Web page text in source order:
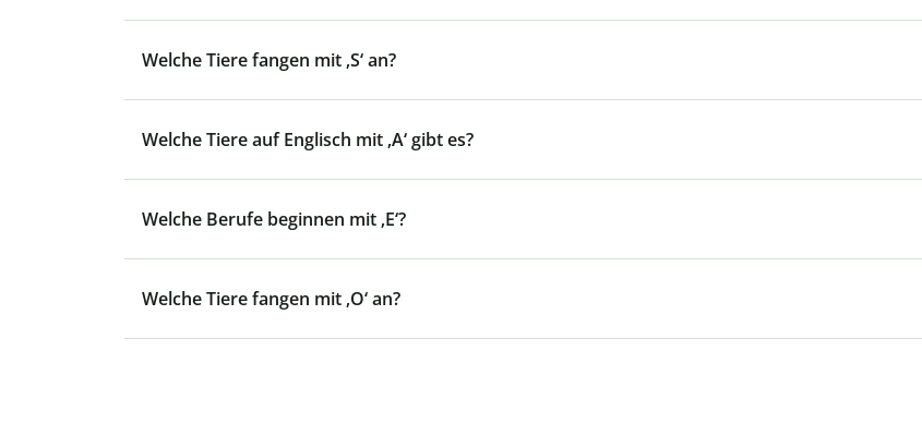
Welche Tiere fangen mit ‚S‘ an?
Welche Tiere auf Englisch mit ‚A‘ gibt es?
Welche Berufe beginnen mit ‚E‘?
Welche Tiere fangen mit ‚O‘ an?